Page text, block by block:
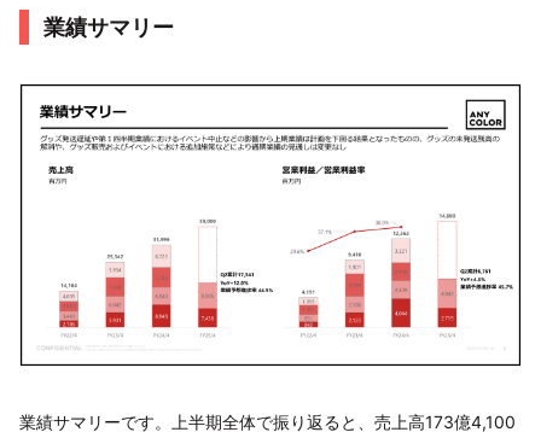
業績サマリー
業績サマリーです。上半期全体で振り返ると、売上高173億4,100